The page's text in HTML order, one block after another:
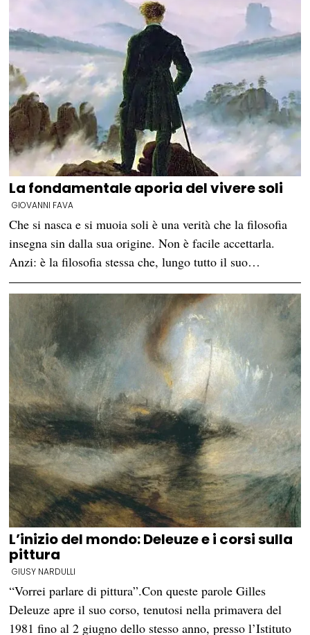
La fondamentale aporia del vivere soli
GIOVANNI FAVA
Che si nasca e si muoia soli è una verità che la filosofia
insegna sin dalla sua origine. Non è facile accettarla.
Anzi: è la filosofia stessa che, lungo tutto il suo…
L’inizio del mondo: Deleuze e i corsi sulla
pittura
GIUSY NARDULLI
“Vorrei parlare di pittura”.Con queste parole Gilles
Deleuze apre il suo corso, tenutosi nella primavera del
1981 fino al 2 giugno dello stesso anno, presso l’Istituto